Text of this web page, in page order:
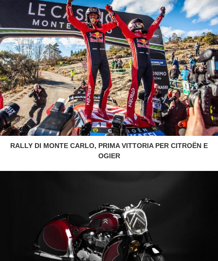
RALLY DI MONTE CARLO, PRIMA VITTORIA PER CITROËN E
OGIER